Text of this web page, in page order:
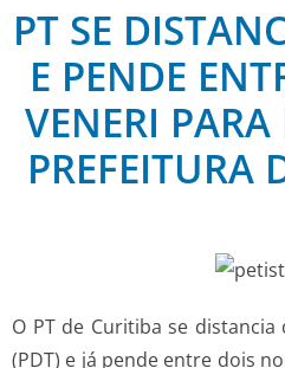
PT SE
E PENDE
VENERI
PREFEITURA
O PT de Curitiba se
(PDT) e já pende entre dois